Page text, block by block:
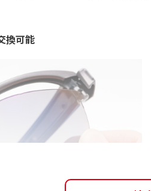
換可能